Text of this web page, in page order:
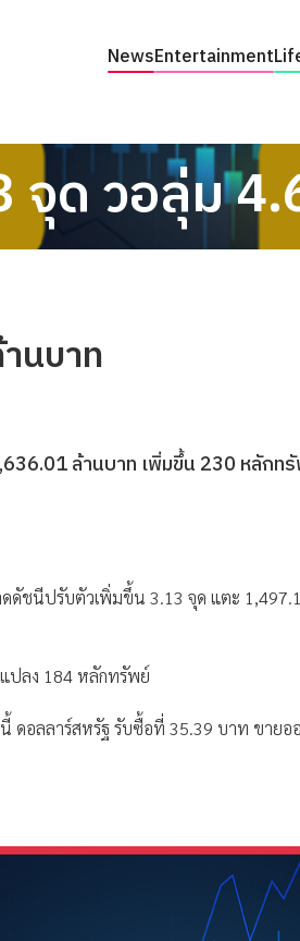
NewsEntertainment
จุด วอลุ่ม
นบาท
ล้านบาท เพิ่มขึ้น 230 หลักท
ดัชนีปรับตัวเพิ่มขึ้น 3.13 จุด แตะ
ปลง 184 หลักทรัพย์
ดอลลาร์สหรัฐ รับซื้อที่ 35.39 บาท ขายอ